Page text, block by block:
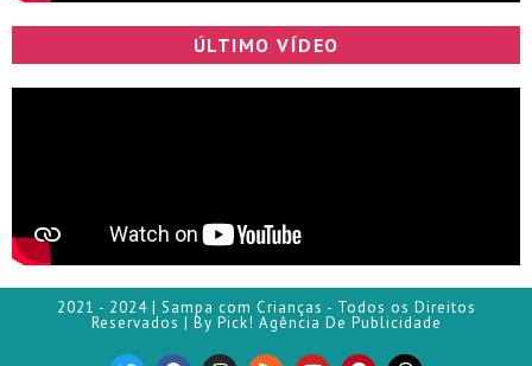
ÚLTIMO VÍDEO
2021 - 2024 | Sampa com Crianças - Todos os Direitos
Reservados | By Pick! Agência De Publicidade